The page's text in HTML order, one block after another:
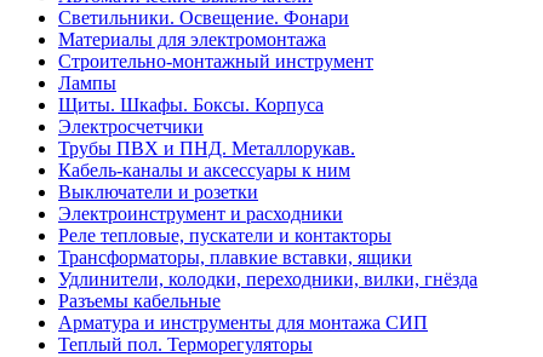
Светильники. Освещение. Фонари
Материалы для электромонтажа
Строительно-монтажный инструмент
Лампы
Щиты. Шкафы. Боксы. Корпуса
Электросчетчики
Трубы ПВХ и ПНД. Металлорукав.
Кабель-каналы и аксессуары к ним
Выключатели и розетки
Электроинструмент и расходники
Реле тепловые, пускатели и контакторы
Трансформаторы, плавкие вставки, ящики
Удлинители, колодки, переходники, вилки, гнёзда
Разъемы кабельные
Арматура и инструменты для монтажа СИП
Теплый пол. Терморегуляторы